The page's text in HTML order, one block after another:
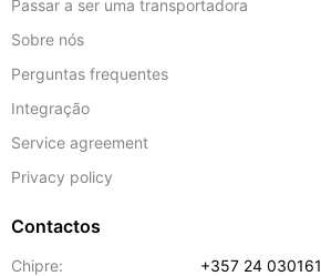
Passar a ser uma transportadora
Sobre nós
Perguntas frequentes
Integração
Service agreement
Privacy policy
Contactos
Chipre:
+357 24 030161